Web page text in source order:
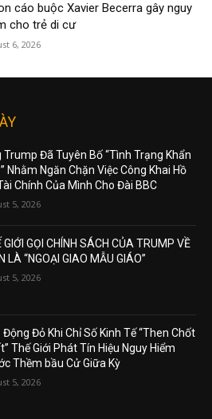
cáo buộc Xavier Becerra gây nguy
cho trẻ di cư
6, 2026
Trump Đã Tuyên Bố “Tình Trạng Khẩn
Nhằm Ngăn Chặn Việc Công Khai Hồ
Chính Của Mình Cho Đài BBC
5, 2026
GIỚI GỌI CHÍNH SÁCH CỦA TRUMP VỀ
LÀ “NGOẠI GIAO MẪU GIÁO”
5, 2026
Động Đỏ Khi Chỉ Số Kinh Tế “Then Chốt
Thế Giới Phát Tín Hiệu Nguy Hiểm
Thềm bầu Cử Giữa Kỳ
5, 2026